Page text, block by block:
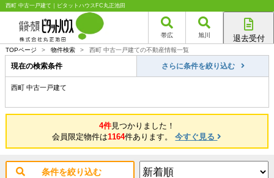
西町 中古一戸建て｜ピタットハウスFC丸正池田
帯広 旭川 退去受付
旭川店
TOPページ > 物件検索 > 西町 中古一戸建ての不動産情報一覧
現在の検索条件 さらに条件を絞り込む
西町 中古一戸建て
4件見つかりました！
会員限定物件は1164件あります。今すぐ見る
条件を絞り込む